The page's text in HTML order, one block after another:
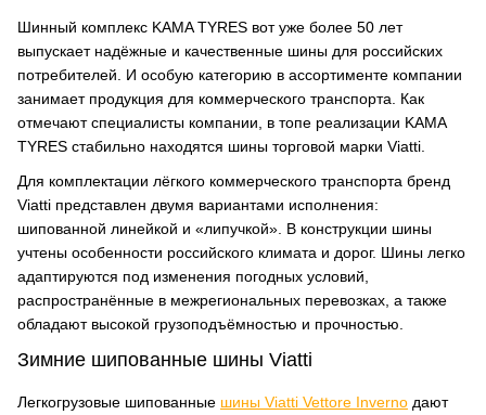
Шинный комплекс KAMA TYRES вот уже более 50 лет
выпускает надёжные и качественные шины для российских
потребителей. И особую категорию в ассортименте компании
занимает продукция для коммерческого транспорта. Как
отмечают специалисты компании, в топе реализации KAMA
TYRES стабильно находятся шины торговой марки Viatti.
Для комплектации лёгкого коммерческого транспорта бренд
Viatti представлен двумя вариантами исполнения:
шипованной линейкой и «липучкой». В конструкции шины
учтены особенности российского климата и дорог. Шины легко
адаптируются под изменения погодных условий,
распространённые в межрегиональных перевозках, а также
обладают высокой грузоподъёмностью и прочностью.
Зимние шипованные шины Viatti
Легкогрузовые шипованные шины Viatti Vettore Inverno дают